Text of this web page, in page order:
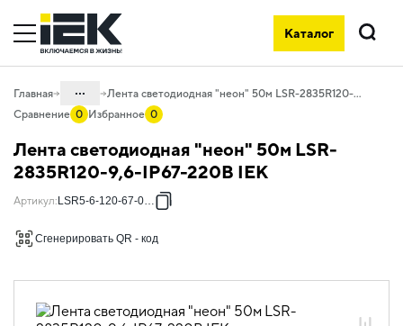
Каталог
Поиск
Главная ...
10. Светотехника
10.01 Источники света
10.01.02.03.02 Лента светодиодная
Лента светодиодная "неон" 50м LSR-2835R120-9,6-IP67-220В IEK
Сравнение 0 Избранное 0
Лента светодиодная "неон" 50м LSR-
2835R120-9,6-IP67-220В IEK
Артикул: LSR5-6-120-67-0-50
Сгенерировать QR - код